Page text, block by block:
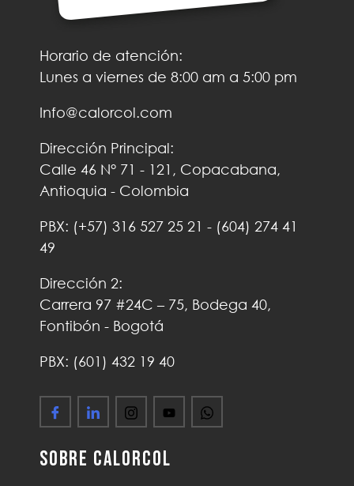
Horario de atención:
Lunes a viernes de 8:00 am a 5:00 pm
Info@calorcol.com
Dirección Principal:
Calle 46 N° 71 - 121, Copacabana,
Antioquia - Colombia
PBX: (+57) 316 527 25 21 - (604) 274 41
49
Dirección 2:
Carrera 97 #24C – 75, Bodega 40,
Fontibón - Bogotá
PBX: (601) 432 19 40
Sobre Calorcol